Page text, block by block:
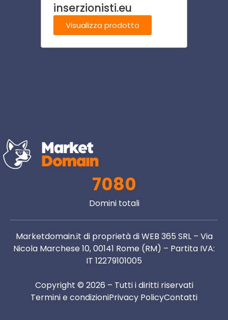
inserzionisti.eu
Visualizza prodotto
7080
Domini totali
Marketdomain.it di proprietà di WEB 365 SRL – Via
Nicola Marchese 10, 00141 Rome (RM) – Partita IVA:
IT 12279101005
Copyright © 2026 – Tutti i diritti riservati
Termini e condizioniPrivacy PolicyContatti